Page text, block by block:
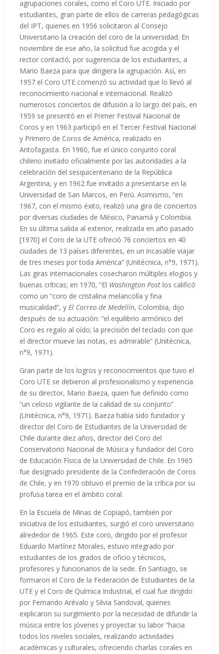
agrupaciones corales, como el Coro UTE. Iniciado por
estudiantes, gran parte de ellos de carreras pedagógicas
del IPT, quienes en 1956 solicitaron al Consejo
Universitario la creación del coro de la universidad. En
noviembre de ese año, la solicitud fue acogida y el
rector contactó, por sugerencia de los estudiantes, a
Mario Baeza para que dirigiera la agrupación. Así, en
1957 el Coro UTE comenzó su actividad que lo llevó al
reconocimiento nacional e internacional. Realizó
numerosos conciertos de difusión a lo largo del país, en
1959 se presentó en el Primer Festival Nacional de
Coros y en 1963 participó en el Tercer Festival Nacional
y Primero de Coros de América, realizado en
Antofagasta. En 1960, fue el único conjunto coral
chileno invitado oficialmente por las autoridades a la
celebración del sesquicentenario de la República
Argentina, y en 1962 fue invitado a presentarse en la
Universidad de San Marcos, en Perú. Asimismo, “en
1967, con el mismo éxito, realizó una gira de conciertos
por diversas ciudades de México, Panamá y Colombia.
En su última salida al exterior, realizada en año pasado
[1970] el Coro de la UTE ofreció 76 conciertos en 40
ciudades de 13 países diferentes, en un incasable viajar
de tres meses por toda América” (Unitécnica, n°9, 1971).
Las giras internacionales cosecharon múltiples elogios y
buenas críticas; en 1970, “El Washington Postlos calificó
como un “coro de cristalina melancolía y fina
musicalidad”, y El Correo de Medellín, Colombia, dijo
después de su actuación: “el equilibrio armónico del
Coro es regalo al oído; la precisión del teclado con que
el director mueve las notas, es admirable” (Unitécnica,
n°9, 1971).
Gran parte de los logros y reconocimientos que tuvo el
Coro UTE se debieron al profesionalismo y experiencia
de su director, Mario Baeza, quien fue definido como
“un celoso vigilante de la calidad de su conjunto”
(Unitécnica, n°9, 1971). Baeza había sido fundador y
director del Coro de Estudiantes de la Universidad de
Chile durante diez años, director del Coro del
Conservatorio Nacional de Música y fundador del Coro
de Educación Física de la Universidad de Chile. En 1965
fue designado presidente de la Confederación de Coros
de Chile, y en 1970 obtuvo el premio de la crítica por su
profusa tarea en el ámbito coral.
En la Escuela de Minas de Copiapó, también por
iniciativa de los estudiantes, surgió el coro universitario
alrededor de 1965. Este coro, dirigido por el profesor
Eduardo Martínez Morales, estuvo integrado por
estudiantes de los grados de oficio y técnicos,
profesores y funcionarios de la sede. En Santiago, se
formaron el Coro de la Federación de Estudiantes de la
UTE y el Coro de Química Industrial, el cual fue dirigido
por Fernando Arévalo y Silvia Sandoval, quienes
explicaron su surgimiento por la necesidad de difundir la
música entre los jóvenes y proyectar su labor “hacia
todos los niveles sociales, realizando actividades
académicas y culturales, ofreciendo charlas corales en